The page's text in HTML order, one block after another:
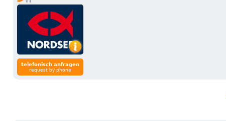
telefonisch anfragen
request by phone